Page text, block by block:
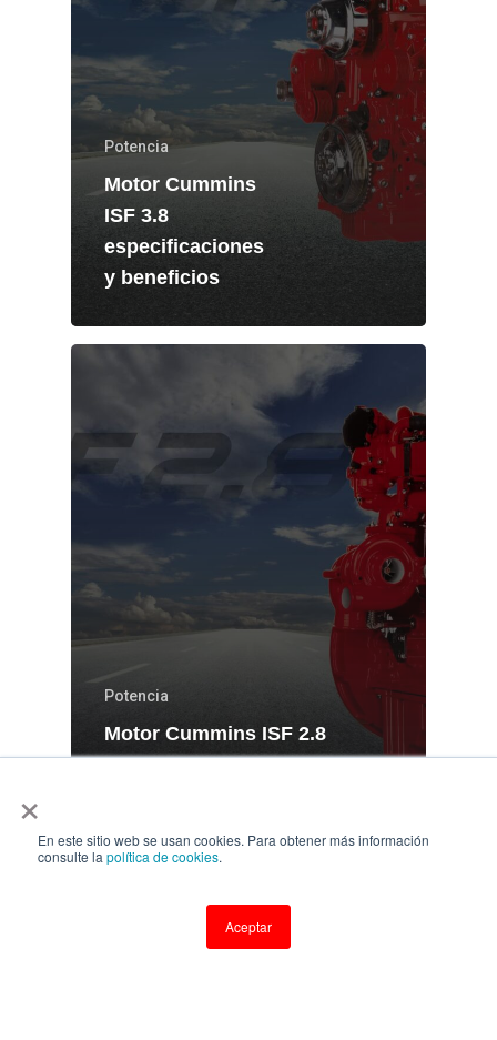
×
En este sitio web se usan cookies. Para obtener más información
consulte la política de cookies.
Aceptar
Potencia
Motor Cummins
ISF 3.8
especificaciones
y beneficios
Potencia
Motor Cummins ISF 2.8
especificaciones y beneficios